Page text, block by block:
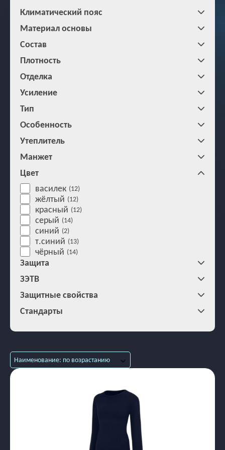
Климатический пояс
Материал основы
Состав
Плотность
Отделка
Усиление
Тип
Особенность
Утеплитель
Манжет
Цвет
василек (12)
жёлтый (12)
красный (12)
серый (14)
синий (2)
т.синий (13)
чёрный (14)
Защита
ЗЭТВ
Защитные свойства
Стандарты
Наименование: по возрастанию